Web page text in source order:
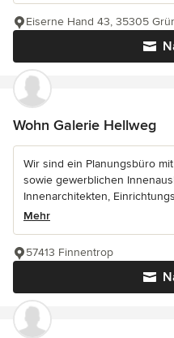
Eiserne Hand 43, 35305
Wohn Galerie Hellweg
Wir sind ein Planungsbüro
sowie gewerblichen
Innenarchitekten,
Mehr
57413 Finnentrop